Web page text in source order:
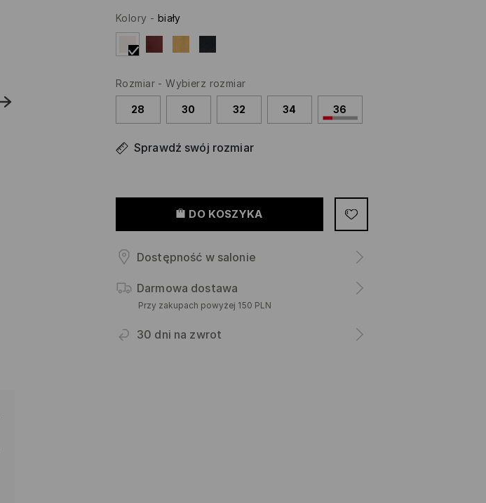
Kolory - biały
Rozmiar-Wybierz rozmiar
28 30 32 34 36
Sprawdź swój rozmiar
DO KOSZYKA
Dostępność w salonie
Darmowa dostawa
Przy zakupach powyżej 150 PLN
30 dni na zwrot